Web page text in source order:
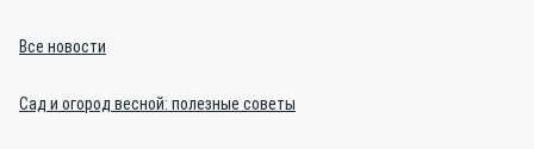
Все новости
Сад и огород весной: полезные советы